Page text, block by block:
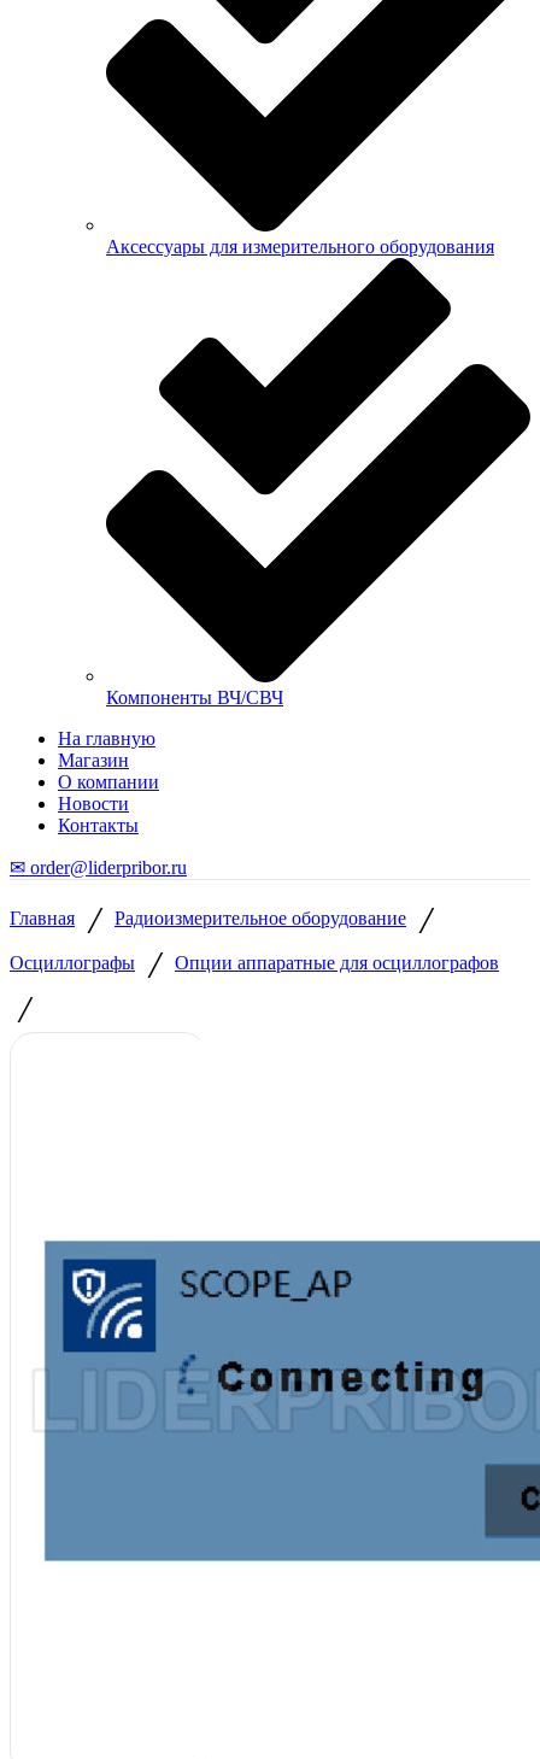
Аксессуары для измерительного оборудования
Компоненты ВЧ/СВЧ
На главную
Магазин
О компании
Новости
Контакты
✉ order@liderpribor.ru
Главная / Радиоизмерительное оборудование /
Осциллографы / Опции аппаратные для осциллографов
/